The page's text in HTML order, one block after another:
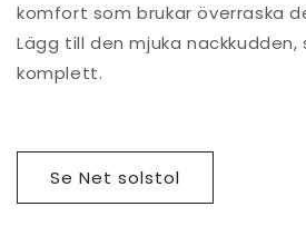
komfort som brukar överraska
Lägg till den mjuka nackkudden,
komplett.
Se Net solstol